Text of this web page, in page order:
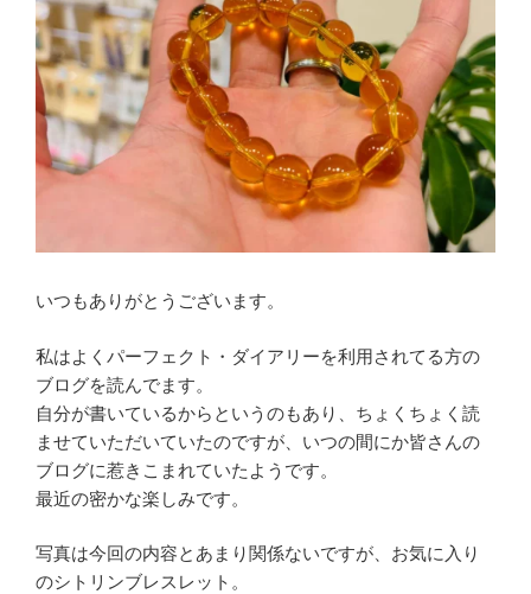
いつもありがとうございます。
私はよくパーフェクト・ダイアリーを利用されてる方の
ブログを読んでます。
自分が書いているからというのもあり、ちょくちょく読
ませていただいていたのですが、いつの間にか皆さんの
ブログに惹きこまれていたようです。
最近の密かな楽しみです。
写真は今回の内容とあまり関係ないですが、お気に入り
のシトリンブレスレット。